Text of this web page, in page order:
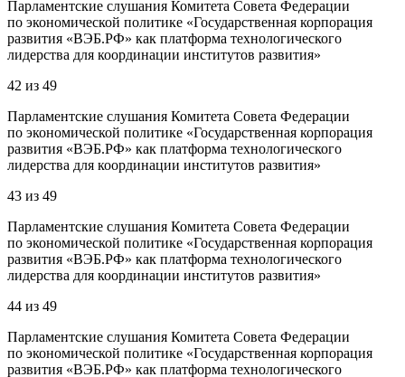
Парламентские слушания Комитета Совета Федерации
по экономической политике «Государственная корпорация
развития «ВЭБ.РФ» как платформа технологического
лидерства для координации институтов развития»
42 из 49
Парламентские слушания Комитета Совета Федерации
по экономической политике «Государственная корпорация
развития «ВЭБ.РФ» как платформа технологического
лидерства для координации институтов развития»
43 из 49
Парламентские слушания Комитета Совета Федерации
по экономической политике «Государственная корпорация
развития «ВЭБ.РФ» как платформа технологического
лидерства для координации институтов развития»
44 из 49
Парламентские слушания Комитета Совета Федерации
по экономической политике «Государственная корпорация
развития «ВЭБ.РФ» как платформа технологического